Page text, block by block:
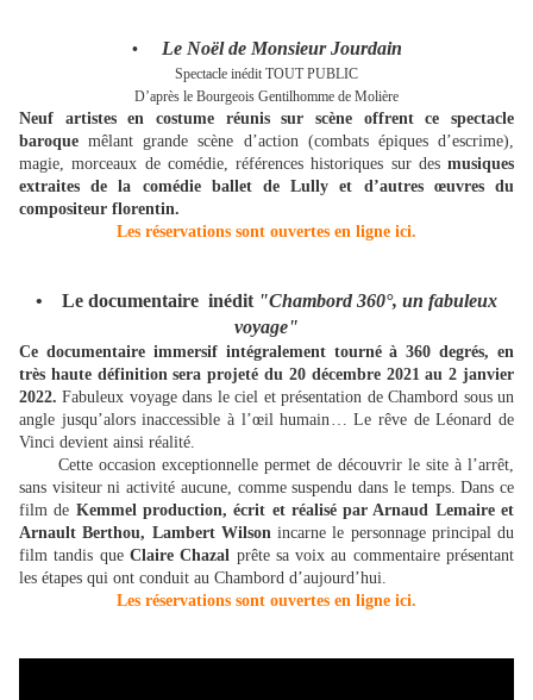
• Le Noël de Monsieur Jourdain
Spectacle inédit TOUT PUBLIC
D’après le Bourgeois Gentilhomme de Molière
Neuf artistes en costume réunis sur scène offrent ce spectacle
baroquemêlant grande scène d’action (combats épiques d’escrime),
magie, morceaux de comédie, références historiques sur des musiques
extraites de la comédie ballet de Lully et d’autres œuvres du
compositeur florentin.
Les réservations sont ouvertes en ligne ici.
• Le documentaire inédit "Chambord 360°, un fabuleux
voyage"
Ce documentaire immersif intégralement tourné à 360 degrés, en
très haute définition sera projeté du 20 décembre 2021 au 2 janvier
2022.Fabuleux voyage dans le ciel et présentation de Chambord sous un
angle jusqu’alors inaccessible à l’œil humain… Le rêve de Léonard de
Vinci devient ainsi réalité.
Cette occasion exceptionnelle permet de découvrir le site à l’arrêt,
sans visiteur ni activité aucune, comme suspendu dans le temps. Dans ce
film de Kemmel production, écrit et réalisé par Arnaud Lemaire et
Arnault Berthou, Lambert Wilson incarne le personnage principal du
film tandis queClaire Chazal prête sa voix au commentaire présentant
les étapes qui ont conduit au Chambord d’aujourd’hui.
Les réservations sont ouvertes en ligne ici.